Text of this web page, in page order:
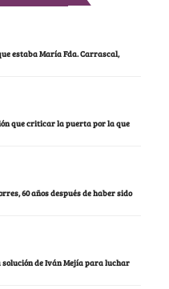
estaba María Fda. Carrascal,
que criticar la puerta por la que
60 años después de haber sido
de Iván Mejía para luchar